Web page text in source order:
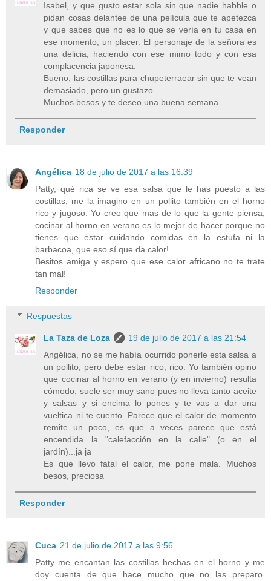
Isabel, y que gusto estar sola sin que nadie habble o
pidan cosas delantee de una película que te apetezca
y que sabes que no es lo que se vería en tu casa en
ese momento; un placer. El personaje de la señora es
una delicia, haciendo con ese mimo todo y con esa
complacencia japonesa.
Bueno, las costillas para chupeterraear sin que te vean
demasiado, pero un gustazo.
Muchos besos y te deseo una buena semana.
Responder
Angélica 18 de julio de 2017 a las 16:39
Patty, qué rica se ve esa salsa que le has puesto a las
costillas, me la imagino en un pollito también en el horno
rico y jugoso. Yo creo que mas de lo que la gente piensa,
cocinar al horno en verano es lo mejor de hacer porque no
tienes que estar cuidando comidas en la estufa ni la
barbacoa, que eso sí que da calor!
Besitos amiga y espero que ese calor africano no te trate
tan mal!
Responder
Respuestas
La Taza de Loza
19 de julio de 2017 a las 21:54
Angélica, no se me había ocurrido ponerle esta salsa a
un pollito, pero debe estar rico, rico. Yo también opino
que cocinar al horno en verano (y en invierno) resulta
cómodo, suele ser muy sano pues no lleva tanto aceite
y salsas y si encima lo pones y te vas a dar una
vueltica ni te cuento. Parece que el calor de momento
remite un poco, es que a veces parece que está
encendida la "calefacción en la calle" (o en el
jardín)...ja ja
Es que llevo fatal el calor, me pone mala. Muchos
besos, preciosa
Responder
Cuca 21 de julio de 2017 a las 9:56
Patty me encantan las costillas hechas en el horno y me
doy cuenta de que hace mucho que no las preparo.